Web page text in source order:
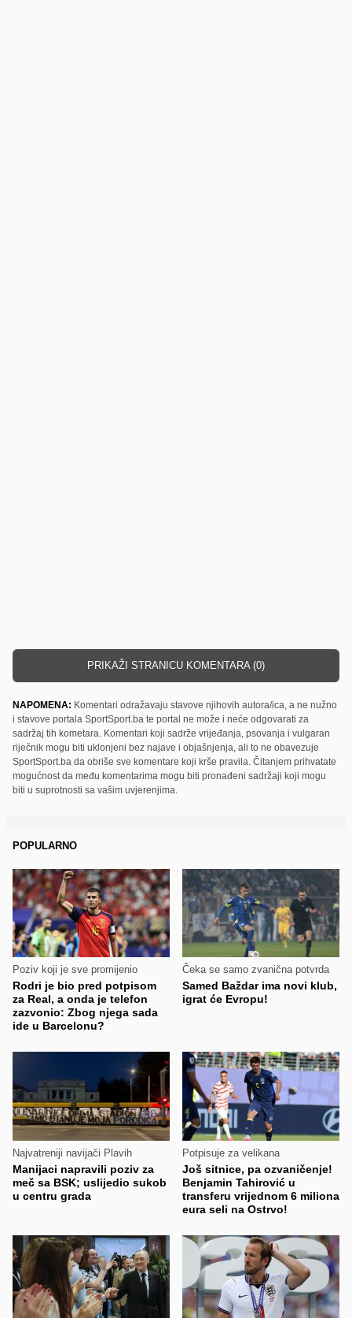
PRIKAŽI STRANICU KOMENTARA (0)
NAPOMENA: Komentari odražavaju stavove njihovih autora/ica, a ne nužno
i stavove portala SportSport.ba te portal ne može i neće odgovarati za
sadržaj tih kometara. Komentari koji sadrže vrijeđanja, psovanja i vulgaran
riječnik mogu biti uklonjeni bez najave i objašnjenja, ali to ne obavezuje
SportSport.ba da obriše sve komentare koji krše pravila. Čitanjem prihvatate
mogućnost da među komentarima mogu biti pronađeni sadržaji koji mogu
biti u suprotnosti sa vašim uvjerenjima.
POPULARNO
Poziv koji je sve promijenio
Rodri je bio pred potpisom
za Real, a onda je telefon
zazvonio: Zbog njega sada
ide u Barcelonu?
Čeka se samo zvanična potvrda
Samed Baždar ima novi klub,
igrat će Evropu!
Najvatreniji navijači Plavih
Manijaci napravili poziv za
meč sa BSK; uslijedio sukob
u centru grada
Potpisuje za velikana
Još sitnice, pa ozvaničenje!
Benjamin Tahirović u
transferu vrijednom 6 miliona
eura seli na Ostrvo!